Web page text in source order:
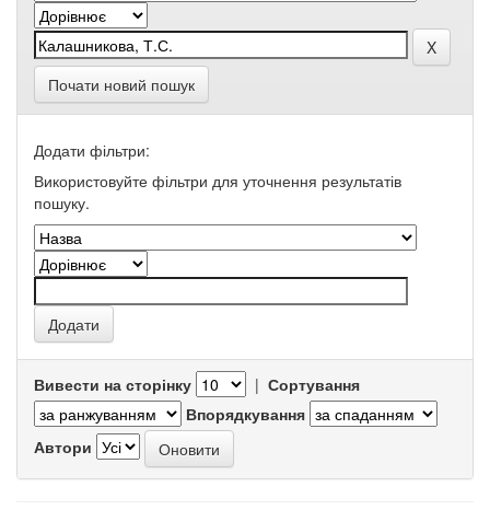
Почати новий пошук
Додати фільтри:
Використовуйте фільтри для уточнення результатів
пошуку.
Вивести на сторінку | Сортування
Впорядкування
Автори